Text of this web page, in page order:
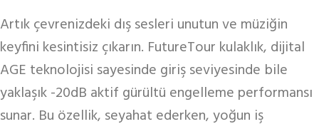
Artık çevrenizdeki dış sesleri unutun ve müziğin
keyfini kesintisiz çıkarın. FutureTour kulaklık, dijital
AGE teknolojisi sayesinde giriş seviyesinde bile
yaklaşık -20dB aktif gürültü engelleme performansı
sunar. Bu özellik, seyahat ederken, yoğun iş